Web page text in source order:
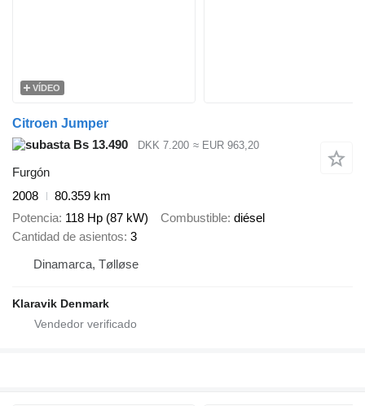
VÍDEO
Citroen Jumper
Bs 13.490
DKK 7.200 ≈ EUR 963,20
Furgón
2008
80.359 km
Potencia 118 Hp (87 kW) Combustible diésel
Cantidad de asientos 3
Dinamarca, Tølløse
Klaravik Denmark